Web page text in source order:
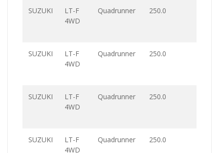
SUZUKI
LT-F
4WD
Quadrunner 250.0
SUZUKI
LT-F
4WD
Quadrunner 250.0
SUZUKI
LT-F
4WD
Quadrunner 250.0
SUZUKI
LT-F
4WD
Quadrunner 250.0